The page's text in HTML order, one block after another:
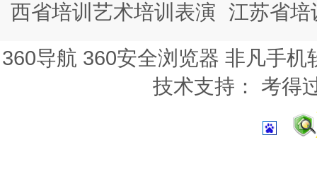
西省培训艺术培训表演 江苏省培
360导航 360安全浏览器 非凡手机
技术支持： 考得